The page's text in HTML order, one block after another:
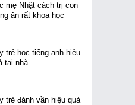
Cửa Hàng Bóng Bay
mẹ Nhật cách trị con
ăn rất khoa học
trẻ học tiếng anh hiệu
tại nhà
trẻ đánh vần hiệu quả